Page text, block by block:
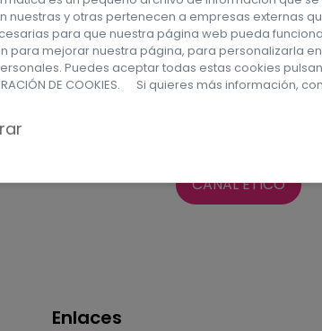
hacer una consulta o poner
CANAL ÉTICO
Enlaces
nuestras y otras pertenecen a empresas externas
para que nuestra página web pueda
para mejorar nuestra página, para personalizarla
Puedes aceptar todas estas cookies
DE COOKIES. Si quieres más información,